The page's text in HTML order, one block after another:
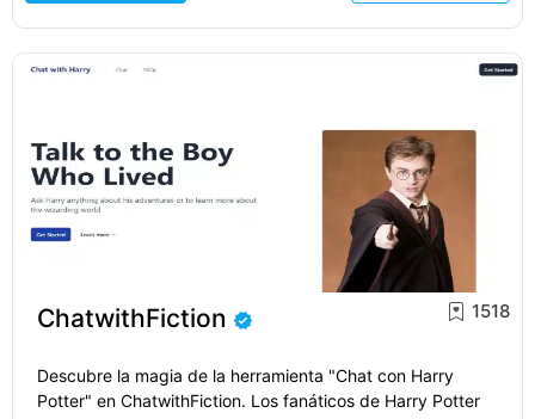
ChatwithFiction 1518
Descubre la magia de la herramienta "Chat con Harry
Potter" en ChatwithFiction. Los fanáticos de Harry Potter